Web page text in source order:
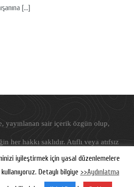
[…]
yayınlanan sair içerik özgün olup,
her hakkı saklıdır. Atıflı veya atıfsız
kullanılamaz.
iyileştirmek için yasal düzenlemelere
Detaylı bilgiye >>Aydınlatma